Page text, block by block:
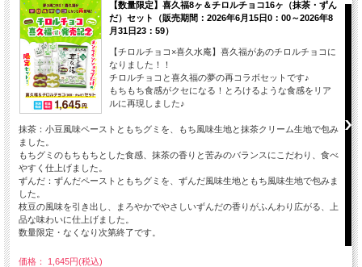
【数量限定】喜久福8ヶ＆チロルチョコ16ヶ（抹茶・ずん
だ）セット（販売期間：2026年6月15日0：00～2026年8
月31日23：59）
【チロルチョコ×喜久水庵】喜久福があのチロルチョコに
なりました！！
チロルチョコと喜久福の夢の再コラボセットです♪
もちもち食感がクセになる！とろけるような食感をリア
ルに再現しました♪
抹茶：小豆風味ペーストともちグミを、もち風味生地と抹茶クリーム生地で包み
ました。
もちグミのもちもちとした食感、抹茶の香りと苦みのバランスにこだわり、食べ
やすく仕上げました。
ずんだ：ずんだペーストともちグミを、ずんだ風味生地ともち風味生地で包みま
した。
枝豆の風味を引き出し、まろやかでやさしいずんだの香りがふんわり広がる、上
品な味わいに仕上げました。
数量限定・なくなり次第終了です。
価格： 1,645円(税込)